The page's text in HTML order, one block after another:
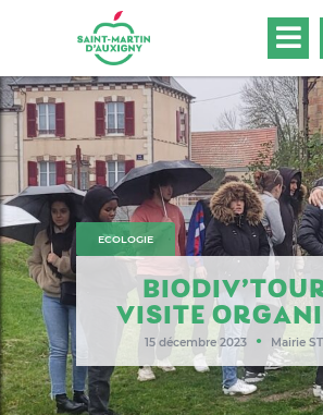
ECOLOGIE
VISITE
15 décembre 2023 ● Mairie